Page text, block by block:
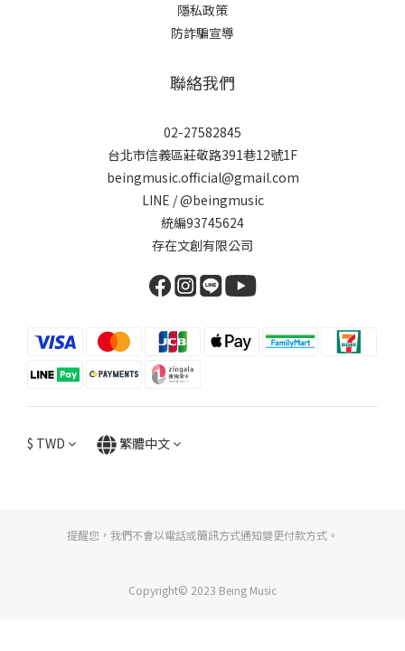
隱私政策
防詐騙宣導
聯絡我們
02-27582845
台北市信義區莊敬路391巷12號1F
beingmusic.official@gmail.com
LINE / @beingmusic
統編93745624
存在文創有限公司
$ TWD 繁體中文
提醒您，我們不會以電話或簡訊方式通知變更付款方式。
Copyright© 2023 Being Music